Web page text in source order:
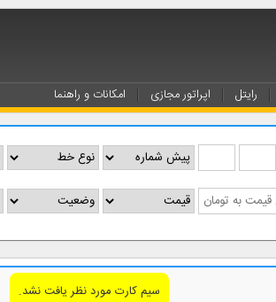
رایتل اپراتور مجازی امکانات و راهنما
سیم کارت مورد نظر یافت نشد.